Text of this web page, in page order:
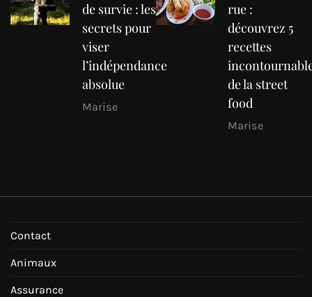
de survie : les
secrets pour
viser
l’indépendance
absolue
Marise
rue :
découvrez 5
recettes
de la street
food
Marise
Contact
Animaux
Assurance